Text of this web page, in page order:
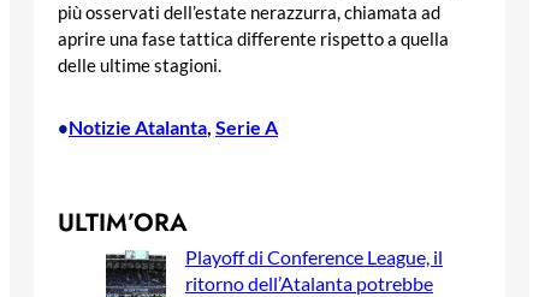
più osservati dell’estate nerazzurra, chiamata ad
aprire una fase tattica differente rispetto a quella
delle ultime stagioni.
•Notizie Atalanta, Serie A
ULTIM’ORA
Playoff di Conference League, il
ritorno dell’Atalanta potrebbe